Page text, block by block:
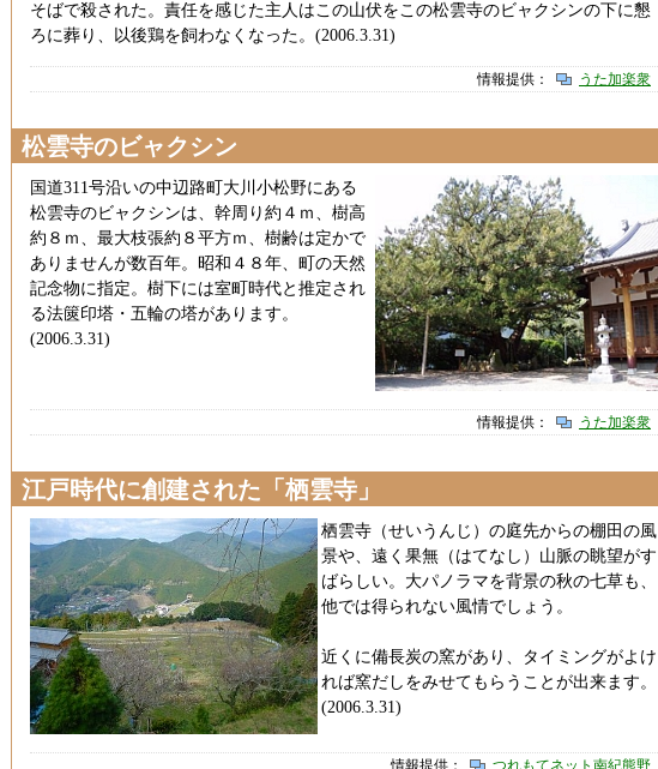
そばで殺された。責任を感じた主人はこの山伏をこの松雲寺のビャクシンの下に懇
ろに葬り、以後鶏を飼わなくなった。(2006.3.31)
情報提供： うた加楽衆
松雲寺のビャクシン
国道311号沿いの中辺路町大川小松野にある
松雲寺のビャクシンは、幹周り約４ｍ、樹高
約８ｍ、最大枝張約８平方ｍ、樹齢は定かで
ありませんが数百年。昭和４８年、町の天然
記念物に指定。樹下には室町時代と推定され
る法篋印塔・五輪の塔があります。
(2006.3.31)
情報提供： うた加楽衆
江戸時代に創建された「栖雲寺」
栖雲寺（せいうんじ）の庭先からの棚田の風
景や、遠く果無（はてなし）山脈の眺望がす
ばらしい。大パノラマを背景の秋の七草も、
他では得られない風情でしょう。
近くに備長炭の窯があり、タイミングがよけ
れば窯だしをみせてもらうことが出来ます。
(2006.3.31)
情報提供： つれもてネット南紀熊野